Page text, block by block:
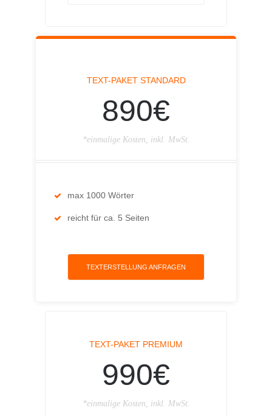
TEXT-PAKET STANDARD
890€
*einmalige Kosten, inkl. MwSt.
max 1000 Wörter
reicht für ca. 5 Seiten
TEXTERSTELLUNG ANFRAGEN
TEXT-PAKET PREMIUM
990€
*einmalige Kosten, inkl. MwSt.